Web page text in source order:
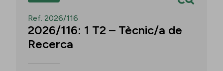
Ref. 2026/116
2026/116: 1 T2 – Tècnic/a de
Recerca